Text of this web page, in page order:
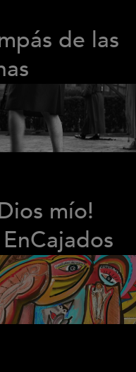
de las
mío!